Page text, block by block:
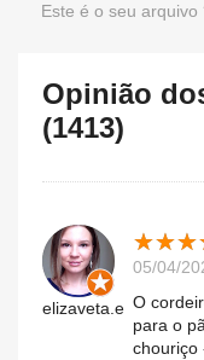
Este é o seu arquivo
Opinião
(1413)
elizaveta.e
★★★
★★★
05/04/
O
para o
chouriço